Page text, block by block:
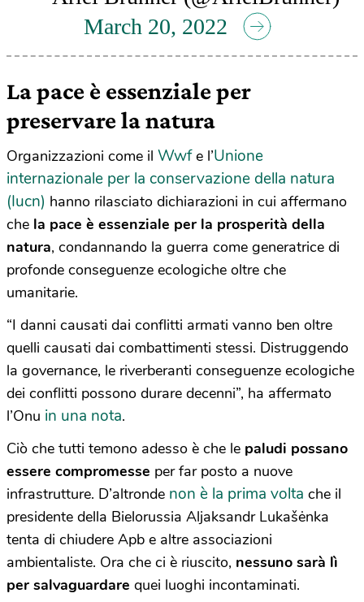
March 20, 2022
La pace è essenziale per
preservare la natura
Organizzazioni come il Wwfe l’Unione
internazionale per la conservazione della natura
(Iucn) hanno rilasciato dichiarazioni in cui affermano
che la pace è essenziale per la prosperità della
natura, condannando la guerra come generatrice di
profonde conseguenze ecologiche oltre che
umanitarie.
“I danni causati dai conflitti armati vanno ben oltre
quelli causati dai combattimenti stessi. Distruggendo
la governance, le riverberanti conseguenze ecologiche
dei conflitti possono durare decenni”, ha affermato
l’Onu in una nota.
Ciò che tutti temono adesso è che le paludi possano
essere compromesse per far posto a nuove
infrastrutture. D’altronde non è la prima volta che il
presidente della Bielorussia Aljaksandr Lukašėnka
tenta di chiudere Apb e altre associazioni
ambientaliste. Ora che ci è riuscito, nessuno sarà lì
per salvaguardare quei luoghi incontaminati.